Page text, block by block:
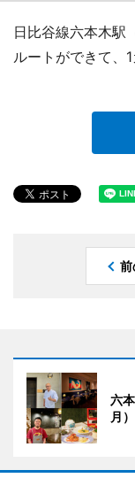
日比谷線六本木駅
ルートができて、1
前
六
月）